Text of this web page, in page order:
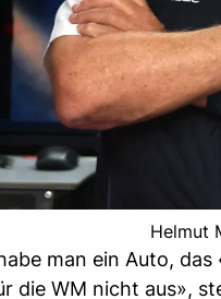
Helmut
man ein Auto,
die WM nicht aus»,